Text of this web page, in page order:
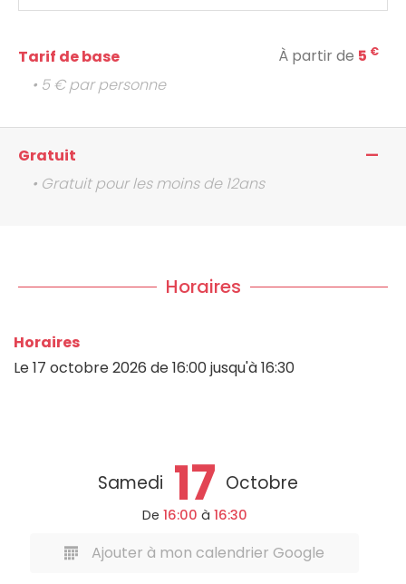
Tarif de base À partir de 5 €
• 5 € par personne
Gratuit
—
• Gratuit pour les moins de 12ans
Horaires
Horaires
Le17 octobre 2026 de 16:00 jusqu'à 16:30
Samedi 17 Octobre
De 16:00 à 16:30
Ajouter à mon calendrier Google